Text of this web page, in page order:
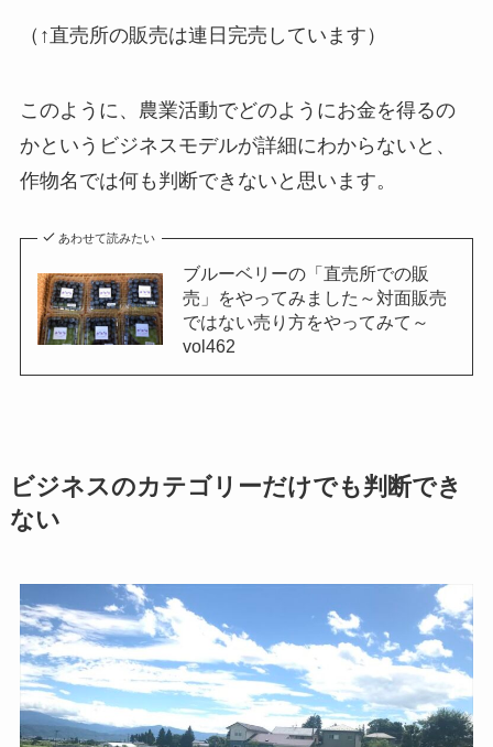
（↑直売所の販売は連日完売しています）
このように、農業活動でどのようにお金を得るの
かというビジネスモデルが詳細にわからないと、
作物名では何も判断できないと思います。
あわせて読みたい
ブルーベリーの「直売所での販
売」をやってみました～対面販売
ではない売り方をやってみて～
vol462
ビジネスのカテゴリーだけでも判断でき
ない